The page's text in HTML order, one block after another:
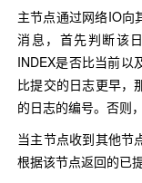
主节点通过网络IO向
消息，首先判断该
INDEX是否比当前以
比提交的日志更早，
的日志的编号。否则
当主节点收到其他节
根据该节点返回的已